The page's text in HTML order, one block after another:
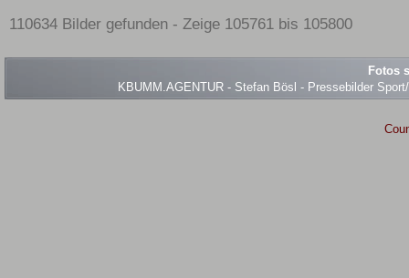
110634 Bilder gefunden - Zeige 105761 bis 105800
Fotos
KBUMM.AGENTUR - Stefan Bösl - Pressebilder